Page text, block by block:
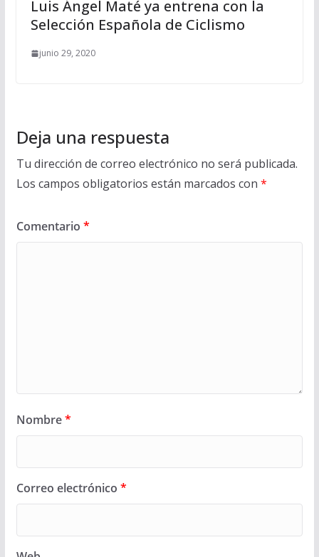
Luis Ángel Maté ya entrena con la
Selección Española de Ciclismo
junio 29, 2020
Deja una respuesta
Tu dirección de correo electrónico no será publicada.
Los campos obligatorios están marcados con *
Comentario *
Nombre*
Correo electrónico *